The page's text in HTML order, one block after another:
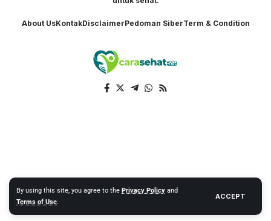
By using this site, you agree to the Privacy Policy and
Terms of Use.
ACCEPT
About UsKontakDisclaimerPedoman SiberTerm & Condition